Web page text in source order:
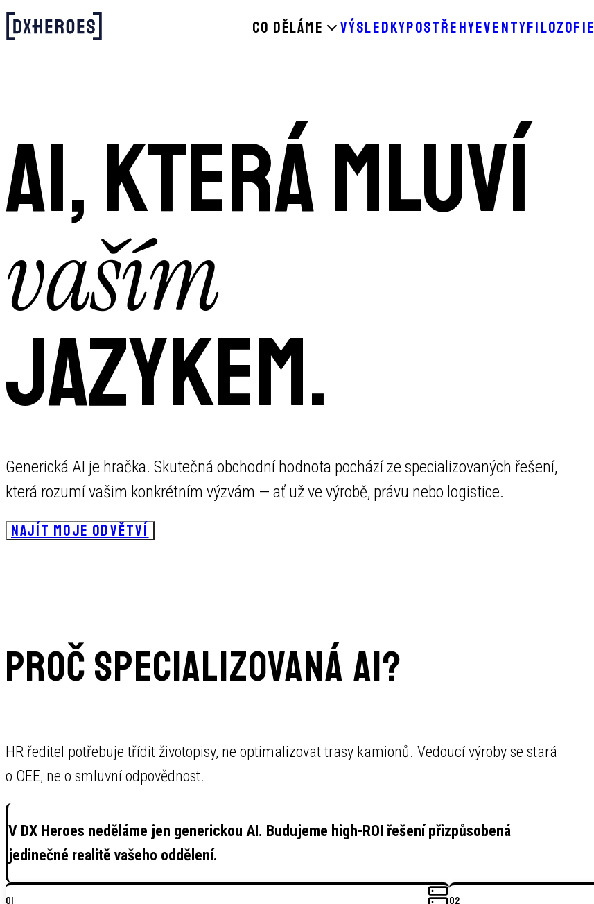
CO DĚLÁME VÝSLEDKYPOSTŘEHYEVENTYFILOZOFIE
AI, která mluví
vaším
jazykem.
Generická AI je hračka. Skutečná obchodní hodnota pochází ze specializovaných řešení,
která rozumí vašim konkrétním výzvám — ať už ve výrobě, právu nebo logistice.
NAJÍT MOJE ODVĚTVÍ
Proč specializovaná AI?
HR ředitel potřebuje třídit životopisy, ne optimalizovat trasy kamionů. Vedoucí výroby se stará
o OEE, ne o smluvní odpovědnost.
V DX Heroes neděláme jen generickou AI. Budujeme high-ROI řešení přizpůsobená
jedinečné realitě vašeho oddělení.
01 02